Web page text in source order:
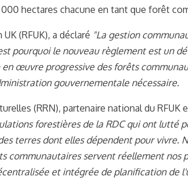
hectares chacune en tant que forêt
(RFUK), a déclaré "La gestion
pourquoi le nouveau règlement est un
en œuvre progressive des forêts
gouvernementale nécessaire.
(RRN), partenaire national du RFUK
forestières de la RDC qui ont lutté
terres dont elles dépendent pour vivre.
communautaires servent réellement nos
et intégrée de planification de